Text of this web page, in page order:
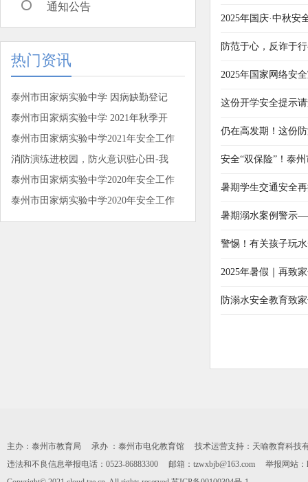
通知公告
热门资讯
泰州市田家炳实验中学 因病缺勤登记
泰州市田家炳实验中学 2021年秋季开
泰州市田家炳实验中学2021年安全工作
消防演练进校园，防火意识驻心田-我
泰州市田家炳实验中学2020年安全工作
泰州市田家炳实验中学2020年安全工作
2025年国庆·中秋安
防范于心，反诈于
2025年国家网络安
这份开学安全提示
仍在高发期！这份
安全“双保险”！泰
暑期学生交通安全
暑期溺水案例警示
警惕！有关孩子玩
2025年暑假｜再致
防溺水安全教育致
主办：泰州市教育局 承办 ：泰州市电化教育馆 技术运营支持：天喻教育科技有
违法和不良信息举报电话：0523-86883300 邮箱：tzwxbjb@163.com 举报网站：